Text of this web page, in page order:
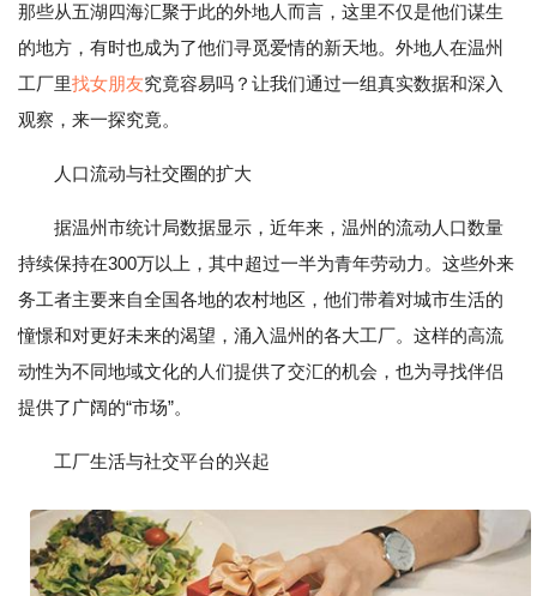
那些从五湖四海汇聚于此的外地人而言，这里不仅是他们谋生
的地方，有时也成为了他们寻觅爱情的新天地。外地人在温州
工厂里找女朋友究竟容易吗？让我们通过一组真实数据和深入
观察，来一探究竟。
人口流动与社交圈的扩大
据温州市统计局数据显示，近年来，温州的流动人口数量
持续保持在300万以上，其中超过一半为青年劳动力。这些外来
务工者主要来自全国各地的农村地区，他们带着对城市生活的
憧憬和对更好未来的渴望，涌入温州的各大工厂。这样的高流
动性为不同地域文化的人们提供了交汇的机会，也为寻找伴侣
提供了广阔的“市场”。
工厂生活与社交平台的兴起